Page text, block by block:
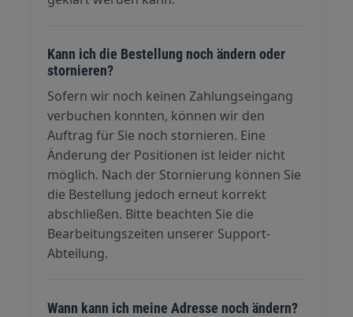
Kann ich die Bestellung noch ändern oder
stornieren?
Sofern wir noch keinen Zahlungseingang
verbuchen konnten, können wir den
Auftrag für Sie noch stornieren. Eine
Änderung der Positionen ist leider nicht
möglich. Nach der Stornierung können Sie
die Bestellung jedoch erneut korrekt
abschließen. Bitte beachten Sie die
Bearbeitungszeiten unserer Support-
Abteilung.
Wann kann ich meine Adresse noch ändern?